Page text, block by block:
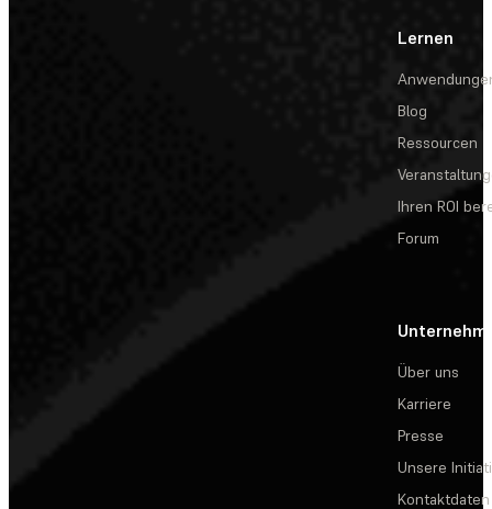
Lernen
Blog
Ressourcen
Ihren ROI
Forum
Über uns
Karriere
Presse
Unsere
Kontaktdaten